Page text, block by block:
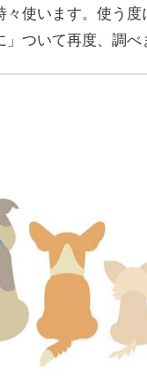
々使います。使う
ついて再度、調べ